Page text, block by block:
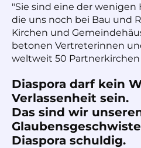
"Sie sind eine der wenigen
die uns noch bei Bau und
Kirchen und
betonen Vertreterinnen
weltweit 50 Partnerkirchen
Diaspora darf kein
Verlassenheit sein.
Das sind wir
Diaspora schuldig.